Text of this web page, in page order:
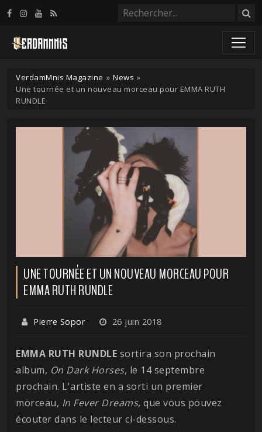
VerdamMnis Magazine » News »
Une tournée et un nouveau morceau pour EMMA RUTH
RUNDLE
UNE TOURNÉE ET UN NOUVEAU MORCEAU POUR
EMMA RUTH RUNDLE
Pierre Sopor 26 juin 2018
EMMA RUTH RUNDLE sortira son prochain
album, On Dark Horses, le 14 septembre
prochain. L'artiste en a sorti un premier
morceau, In Fever Dreams, que vous pouvez
écouter dans le lecteur ci-dessous.
Panneau de gestion des cookies